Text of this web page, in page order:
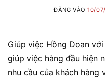
ĐĂNG VÀO10/
Giúp việc Hồng Doan
giúp việc hàng đầu hiện
nhu cầu của khách